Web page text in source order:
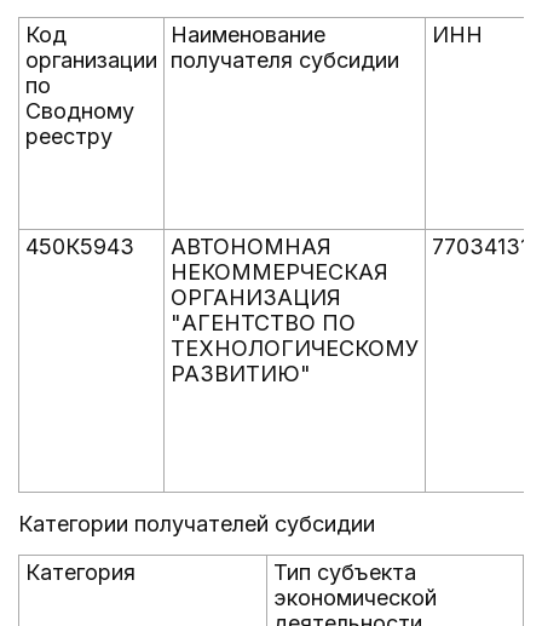
Код
организации
по
Сводному
реестру
Наименование
получателя субсидии
ИНН
450К5943
АВТОНОМНАЯ
НЕКОММЕРЧЕСКАЯ
ОРГАНИЗАЦИЯ
"АГЕНТСТВО ПО
ТЕХНОЛОГИЧЕСКОМУ
РАЗВИТИЮ"
Категории получателей субсидии
Категория
Тип субъекта
экономической